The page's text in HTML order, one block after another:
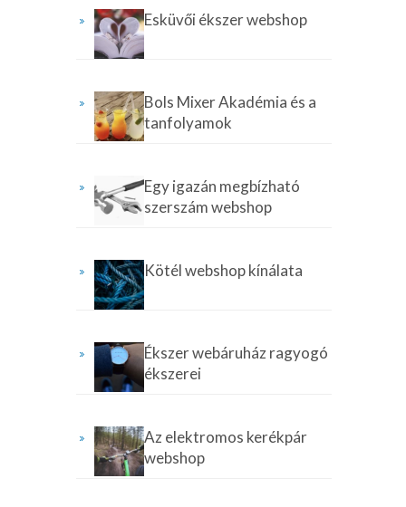
Esküvői ékszer webshop
Bols Mixer Akadémia és a
tanfolyamok
Egy igazán megbízható
szerszám webshop
Kötél webshop kínálata
Ékszer webáruház ragyogó
ékszerei
Az elektromos kerékpár
webshop